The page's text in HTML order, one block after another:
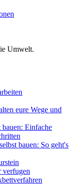
Umwelt.
eure Wege und
bauen: Einfache
bauen: So geht's
verfugen